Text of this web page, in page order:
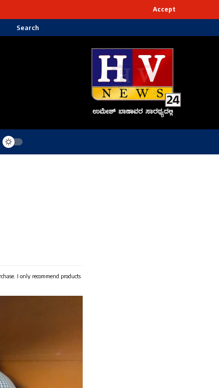
Accept
Search
I only recommend products